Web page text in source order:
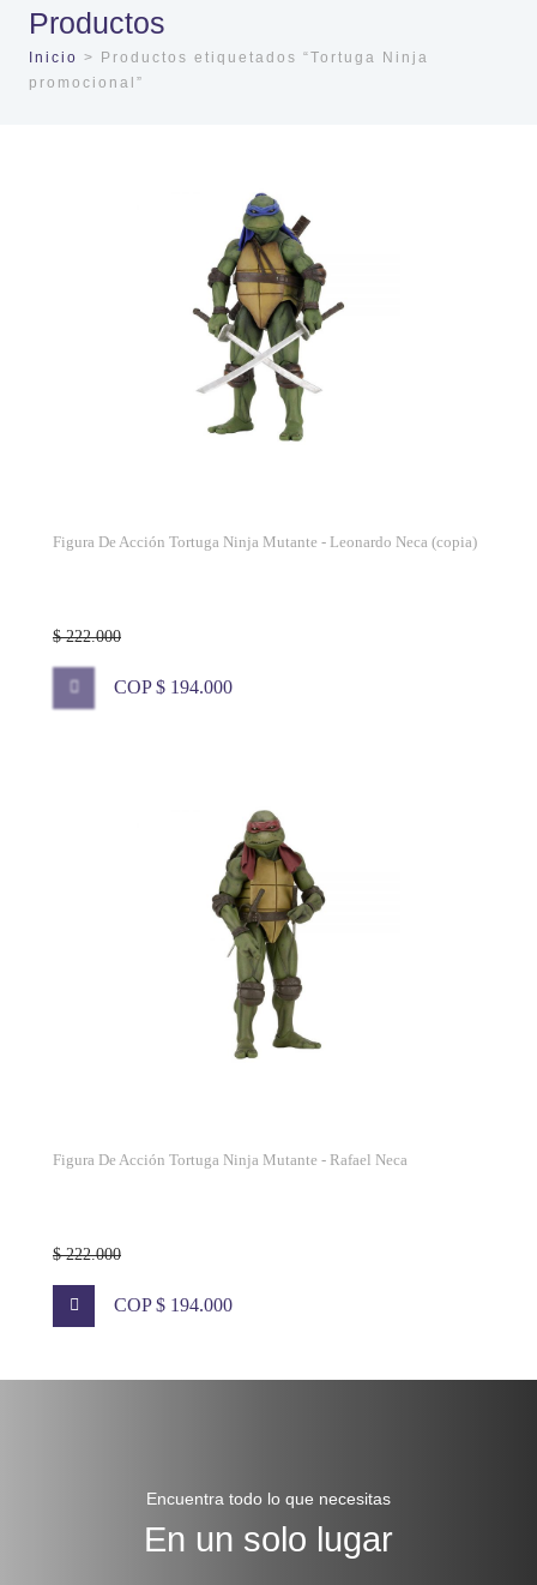
Productos
Inicio > Productos etiquetados “Tortuga Ninja
promocional”
Figura De Acción Tortuga Ninja Mutante - Leonardo Neca (copia)
$ 222.000
COP $ 194.000
Figura De Acción Tortuga Ninja Mutante - Rafael Neca
$ 222.000
COP $ 194.000
Encuentra todo lo que necesitas
En un solo lugar